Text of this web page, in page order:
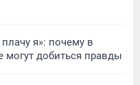
я»: почему в
добиться правды